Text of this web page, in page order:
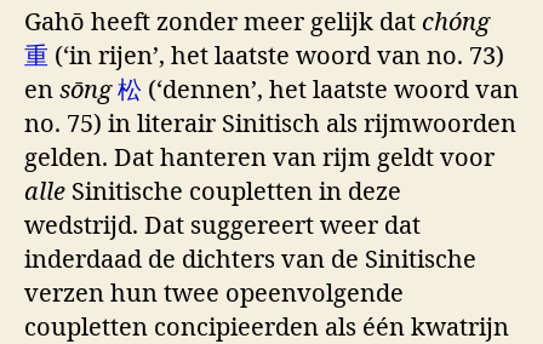
Gahō heeft zonder meer gelijk dat chóng
重 (‘in rijen’, het laatste woord van no. 73)
en sōng 松 (‘dennen’, het laatste woord van
no. 75) in literair Sinitisch als rijmwoorden
gelden. Dat hanteren van rijm geldt voor
alle Sinitische coupletten in deze
wedstrijd. Dat suggereert weer dat
inderdaad de dichters van de Sinitische
verzen hun twee opeenvolgende
coupletten concipieerden als één kwatrijn